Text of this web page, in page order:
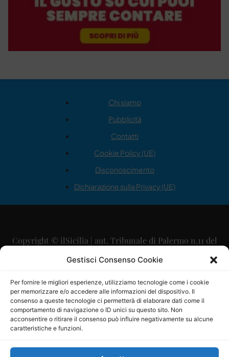
Gestisci Consenso Cookie
Per fornire le migliori esperienze, utilizziamo tecnologie come i cookie
per memorizzare e/o accedere alle informazioni del dispositivo. Il
consenso a queste tecnologie ci permetterà di elaborare dati come il
comportamento di navigazione o ID unici su questo sito. Non
acconsentire o ritirare il consenso può influire negativamente su alcune
caratteristiche e funzioni.
Chi siamo
Pubblicità
Contatti
Cookie Policy (UE)
Disconoscimento
Dichiarazione sulla Privacy (UE)
Copyright © ilSicilia | aut. Tribunale di Palermo n.11 del
29/09/2015
Direttore Editoriale: Maurizio Scaglione
Direttore Responsabile: Maria Calabrese